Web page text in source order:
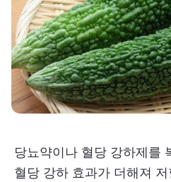
당뇨약이나 혈당 강하제를
혈당 강하 효과가 더해져